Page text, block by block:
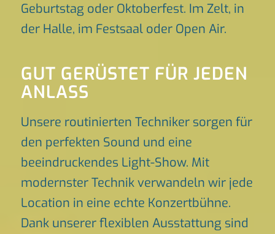
Geburtstag oder Oktoberfest. Im Zelt, in
der Halle, im Festsaal oder Open Air.
GUT GERÜSTET FÜR JEDEN
ANLASS
Unsere routinierten Techniker sorgen für
den perfekten Sound und eine
beeindruckendes Light-Show. Mit
modernster Technik verwandeln wir jede
Location in eine echte Konzertbühne.
Dank unserer flexiblen Ausstattung sind